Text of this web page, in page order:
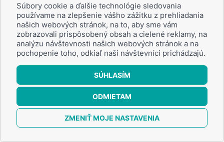
Súbory cookie a ďalšie technológie sledovania
používame na zlepšenie vášho zážitku z prehliadania
našich webových stránok, na to, aby sme vám
zobrazovali prispôsobený obsah a cielené reklamy, na
analýzu návštevnosti našich webových stránok a na
pochopenie toho, odkiaľ naši návštevníci prichádzajú.
SÚHLASÍM
ODMIETAM
ZMENIŤ MOJE NASTAVENIA
predchádzajúci rokmali zo živnosti
príjem aspoň7 824 €.
Nepovinné 0